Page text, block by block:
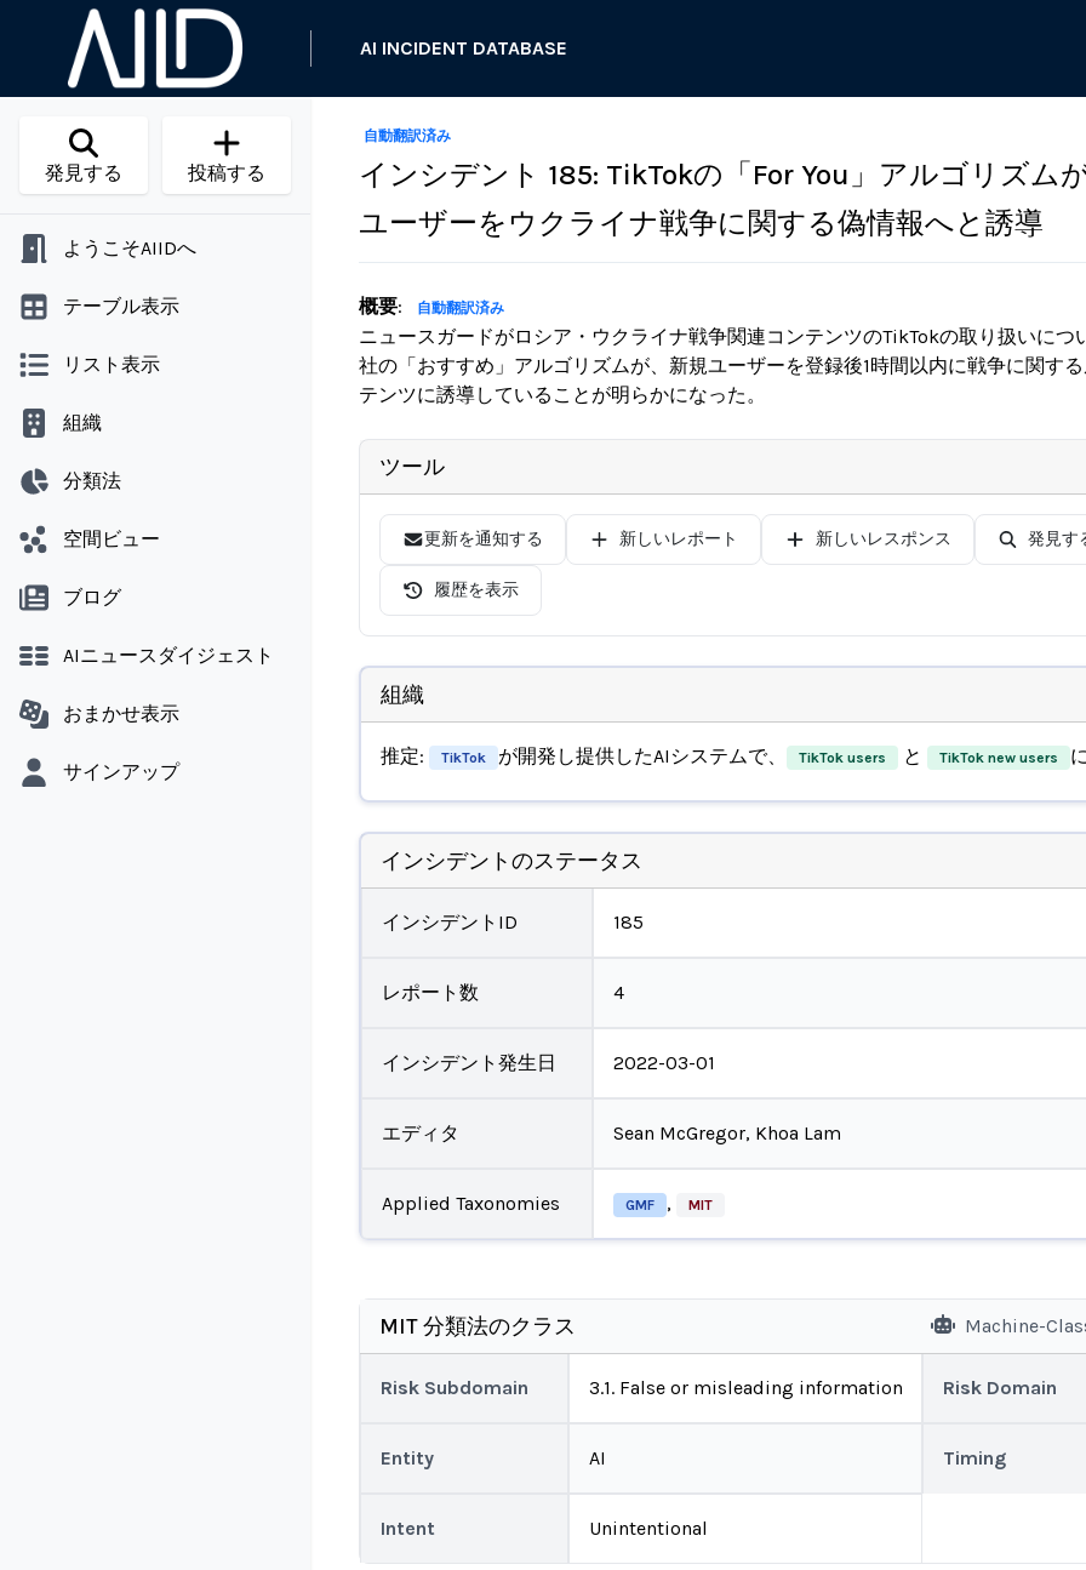
AI INCIDENT DATABASE
発見する 投稿する
ようこそAIIDへ
テーブル表示
リスト表示
組織
分類法
空間ビュー
ブログ
AIニュースダイジェスト
おまかせ表示
サインアップ
自動翻訳済み
インシデント 185: TikTokの「For You」アルゴリズム
ユーザーをウクライナ戦争に関する偽情報へと誘導
概要: 自動翻訳済み
ニュースガードがロシア・ウクライナ戦争関連コンテンツのTikTokの取り扱いにつ
社の「おすすめ」アルゴリズムが、新規ユーザーを登録後1時間以内に戦争に関す
テンツに誘導していることが明らかになった。
ツール
更新を通知する 新しいレポート 新しいレスポンス 発見す
履歴を表示
組織
推定: TikTok が開発し提供したAIシステムで、 TikTok users と TikTok new users
インシデントのステータス
インシデントID 185
レポート数 4
インシデント発生日 2022-03-01
エディタ Sean McGregor, Khoa Lam
Applied Taxonomies GMF , MIT
MIT 分類法のクラス Machine-
Risk Subdomain 3.1. False or misleading information Risk Domain
Entity AI Timing
Intent Unintentional